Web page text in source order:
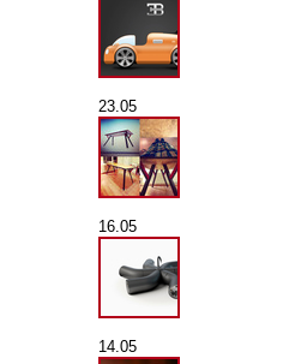
23.05
16.05
14.05